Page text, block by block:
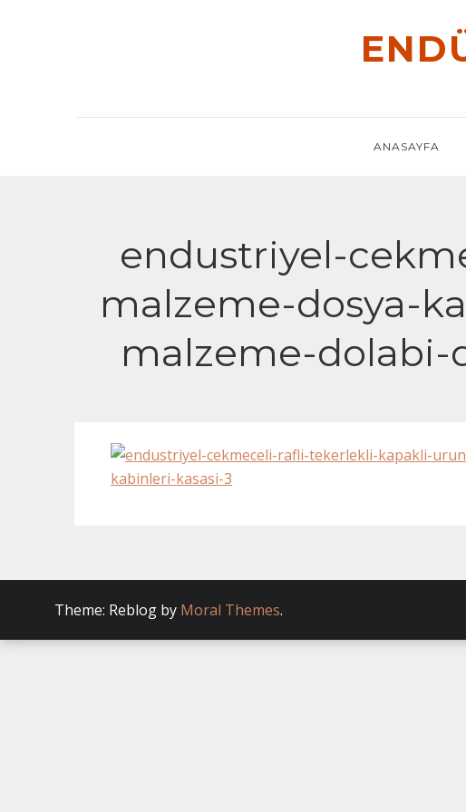
ANASAYFA
endustriyel-
malzeme-dosya-
malzeme-dolabi-
Theme: Reblog by Moral Themes.